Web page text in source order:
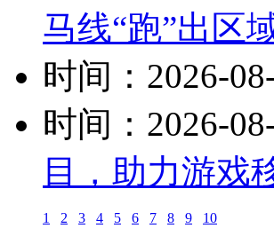
马线“跑”出区
时间：2026-
时间：2026-
目，助力游戏
1 2 3 4 5 6 7 8 9 10